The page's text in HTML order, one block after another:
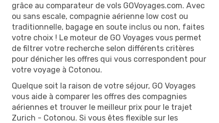
grâce au comparateur de vols GOVoyages.com. Avec
ou sans escale, compagnie aérienne low cost ou
traditionnelle, bagage en soute inclus ou non, faites
votre choix ! Le moteur de GO Voyages vous permet
de filtrer votre recherche selon différents critères
pour dénicher les offres qui vous correspondent pour
votre voyage à Cotonou.
Quelque soit la raison de votre séjour, GO Voyages
vous aide à comparer les offres des compagnies
aériennes et trouver le meilleur prix pour le trajet
Zurich - Cotonou. Si vous êtes flexible sur les